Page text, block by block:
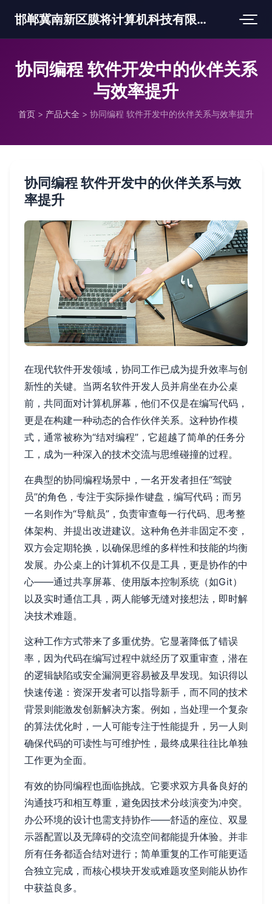
邯郸冀南新区膜将计算机科技有限公司
协同编程 软件开发中的伙伴关系
与效率提升
首页 > 产品大全 > 协同编程 软件开发中的伙伴关系与效率提升
协同编程 软件开发中的伙伴关系与效
率提升
在现代软件开发领域，协同工作已成为提升效率与创
新性的关键。当两名软件开发人员并肩坐在办公桌
前，共同面对计算机屏幕，他们不仅是在编写代码，
更是在构建一种动态的合作伙伴关系。这种协作模
式，通常被称为“结对编程”，它超越了简单的任务分
工，成为一种深入的技术交流与思维碰撞的过程。
在典型的协同编程场景中，一名开发者担任“驾驶
员”的角色，专注于实际操作键盘，编写代码；而另
一名则作为“导航员”，负责审查每一行代码、思考整
体架构、并提出改进建议。这种角色并非固定不变，
双方会定期轮换，以确保思维的多样性和技能的均衡
发展。办公桌上的计算机不仅是工具，更是协作的中
心——通过共享屏幕、使用版本控制系统（如Git）
以及实时通信工具，两人能够无缝对接想法，即时解
决技术难题。
这种工作方式带来了多重优势。它显著降低了错误
率，因为代码在编写过程中就经历了双重审查，潜在
的逻辑缺陷或安全漏洞更容易被及早发现。知识得以
快速传递：资深开发者可以指导新手，而不同的技术
背景则能激发创新解决方案。例如，当处理一个复杂
的算法优化时，一人可能专注于性能提升，另一人则
确保代码的可读性与可维护性，最终成果往往比单独
工作更为全面。
有效的协同编程也面临挑战。它要求双方具备良好的
沟通技巧和相互尊重，避免因技术分歧演变为冲突。
办公环境的设计也需支持协作——舒适的座位、双显
示器配置以及无障碍的交流空间都能提升体验。并非
所有任务都适合结对进行；简单重复的工作可能更适
合独立完成，而核心模块开发或难题攻坚则能从协作
中获益良多。